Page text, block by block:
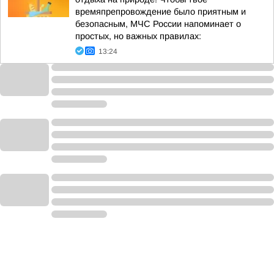
времяпрепровождение было приятным и
безопасным, МЧС России напоминает о
простых, но важных правилах:
13:24